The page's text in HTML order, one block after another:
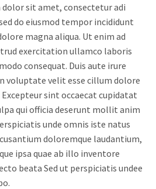
dolor sit amet, consectetur adi
do eiusmod tempor incididunt
magna aliqua. Ut enim ad
exercitation ullamco laboris
consequat. Duis aute irure
voluptate velit esse cillum dolore
sint occaecat cupidatat
qui officia deserunt mollit anim
unde omnis iste natus
doloremque laudantium,
ipsa quae ab illo inventore
beata Sed ut perspiciatis undee